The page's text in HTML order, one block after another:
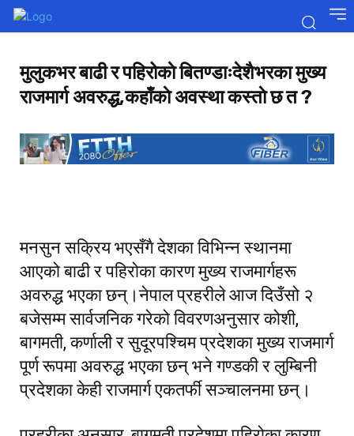
मुलुकभर बाढी र पहिरोकाे बितण्डाःदेशैभरका मुख्य
राजमार्ग अवरुद्ध,कहाँकाे अवस्था कस्ताे छ त ?
मनसुन सक्रिय भएसँगै देशका विभिन्न स्थानमा
आएको बाढी र पहिरोका कारण मुख्य राजमार्गहरू
अवरुद्ध भएका छन्।नेपाल प्रहरीले आज दिउँसो २
बजेसम्म सार्वजनिक गरेको विवरणअनुसार कोशी,
बागमती, कर्णाली र सुदूरपश्चिम प्रदेशका मुख्य राजमार्ग
पूर्ण रूपमा अवरुद्ध भएका छन् भने गण्डकी र लुम्बिनी
प्रदेशका केही राजमार्ग एकतर्फी सञ्चालनमा छन्।